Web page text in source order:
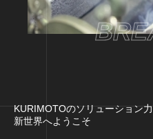
KURIMOTOのソリューション
新世界へようこそ